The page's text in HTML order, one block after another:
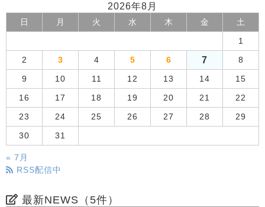
2026年8月
日 月 火 水 木 金 土
1
2 3 4 5 6 7 8
9 10 11 12 13 14 15
16 17 18 19 20 21 22
23 24 25 26 27 28 29
30 31
« 7月
RSS配信中
最新NEWS（5件）